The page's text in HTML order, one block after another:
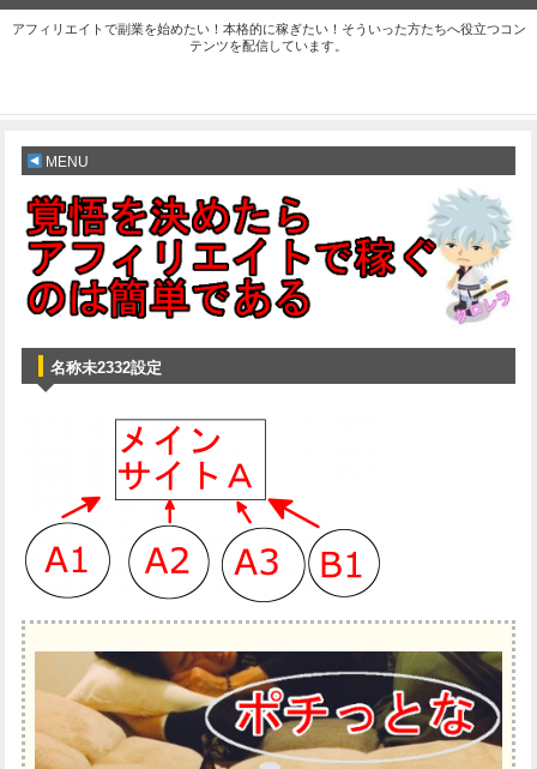
アフィリエイトで副業を始めたい！本格的に稼ぎたい！そういった方たちへ役立つコン
テンツを配信しています。
MENU
名称未2332設定